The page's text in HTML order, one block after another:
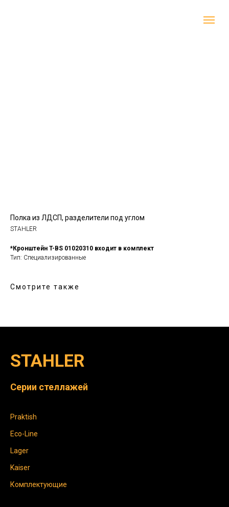
Полка из ЛДСП, разделители под углом
STAHLER
*Кронштейн T-BS 01020310 входит в комплект
Тип: Специализированные
Смотрите также
Серии стеллажей
STAHLER
Praktish
Eco-Line
Lager
Kaiser
Комплектующие